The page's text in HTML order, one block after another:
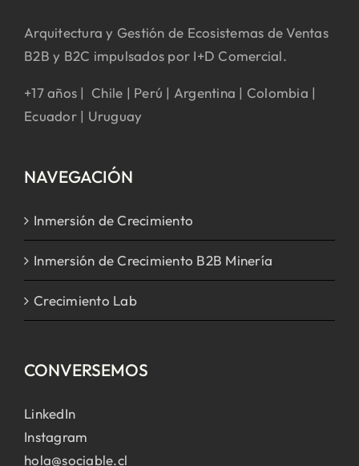
Arquitectura y Gestión de Ecosistemas de Ventas
B2B y B2C impulsados por I+D Comercial.
+17 años | Chile | Perú | Argentina | Colombia |
Ecuador | Uruguay
NAVEGACIÓN
Inmersión de Crecimiento
Inmersión de Crecimiento B2B Minería
Crecimiento Lab
CONVERSEMOS
LinkedIn
Instagram
hola@sociable.cl